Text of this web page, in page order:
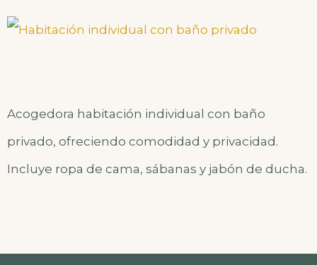
Acogedora habitación individual con baño
privado, ofreciendo comodidad y privacidad.
Incluye ropa de cama, sábanas y jabón de ducha.